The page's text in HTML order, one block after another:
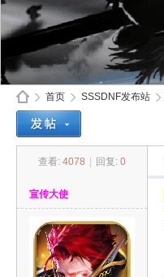
首页
›
SSSDNF发布站
查看: 4078 回复: 0
宣传大使